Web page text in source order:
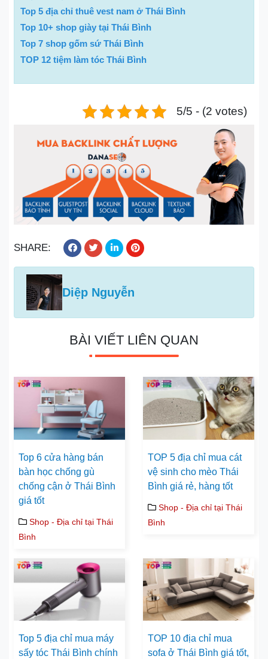
Top 5 địa chỉ thuê vest nam ở Thái Bình
Top 10+ shop giày tại Thái Bình
Top 7 shop gốm sứ Thái Bình
TOP 12 tiệm làm tóc Thái Bình
5/5 - (2 votes)
SHARE:
Diệp Nguyễn
BÀI VIẾT LIÊN QUAN
Top 6 cửa hàng bán
bàn học chống gù
chống cận ở Thái Bình
giá tốt
Shop - Địa chỉ tại Thái
Bình
TOP 5 địa chỉ mua cát
vệ sinh cho mèo Thái
Bình giá rẻ, hàng tốt
Shop - Địa chỉ tại Thái
Bình
Top 5 địa chỉ mua máy
sấy tóc Thái Bình chính
TOP 10 địa chỉ mua
sofa ở Thái Bình giá tốt,